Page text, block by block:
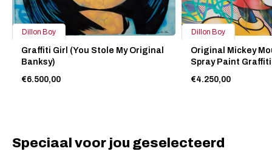
Dillon Boy
Graffiti Girl (You Stole My Original
Banksy)
€6.500,00
Dillon Boy
Original Mickey
Spray Paint
€4.250,00
Speciaal voor jou geselecteerd